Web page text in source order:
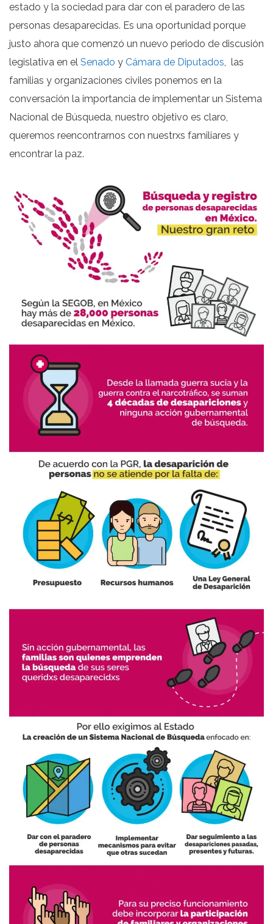
estado y la sociedad para dar con el paradero de las
personas desaparecidas. Es una oportunidad porque
justo ahora que comenzó un nuevo periodo de discusión
legislativa en el Senado y Cámara de Diputados , las
familias y organizaciones civiles ponemos en la
conversación la importancia de implementar un Sistema
Nacional de Búsqueda, nuestro objetivo es claro,
queremos reencontrarnos con nuestrxs familiares y
encontrar la paz.